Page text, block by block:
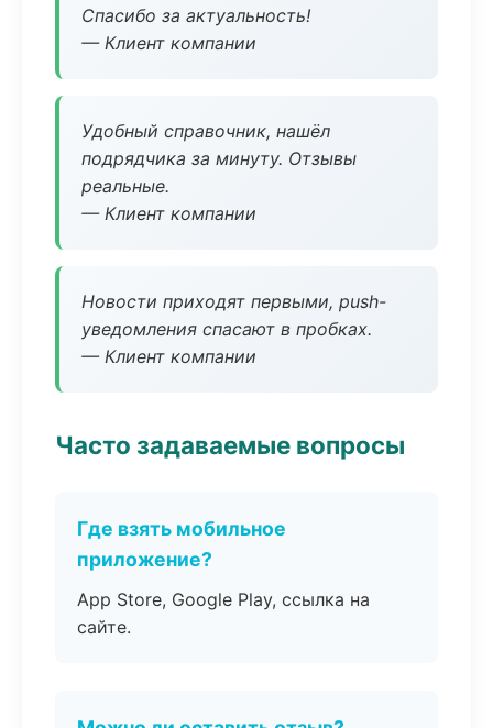
Спасибо за актуальность!
— Клиент компании
Удобный справочник, нашёл
подрядчика за минуту. Отзывы
реальные.
— Клиент компании
Новости приходят первыми, push-
уведомления спасают в пробках.
— Клиент компании
Часто задаваемые вопросы
Где взять мобильное
приложение?
App Store, Google Play, ссылка на
сайте.